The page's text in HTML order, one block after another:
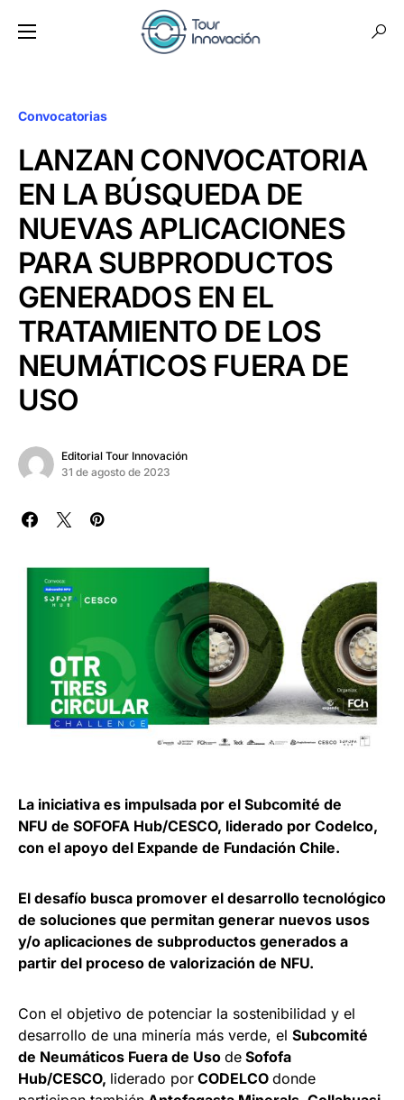
Convocatorias
LANZAN CONVOCATORIA
EN LA BÚSQUEDA DE
NUEVAS APLICACIONES
PARA SUBPRODUCTOS
GENERADOS EN EL
TRATAMIENTO DE LOS
NEUMÁTICOS FUERA DE
USO
Editorial Tour Innovación
31 de agosto de 2023
La iniciativa es impulsada por el Subcomité de
NFU de SOFOFA Hub/CESCO, liderado por Codelco,
con el apoyo del Expande de Fundación Chile.
El desafío busca promover el desarrollo tecnológico
de soluciones que permitan generar nuevos usos
y/o aplicaciones de subproductos generados a
partir del proceso de valorización de NFU.
Con el objetivo de potenciar la sostenibilidad y el
desarrollo de una minería más verde, el Subcomité
de Neumáticos Fuera de Uso de Sofofa
Hub/CESCO, liderado por CODELCO donde